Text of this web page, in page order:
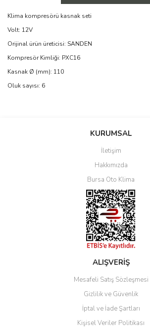
Klima kompresörü kasnak seti
Volt: 12V
Orijinal ürün üreticisi: SANDEN
Kompresör Kimliği: PXC16
Kasnak Ø (mm): 110
Oluk sayısı: 6
Bu ürüne ilk yorumu siz yapın!
Yorum Yaz
KURUMSAL
İletişim
Hakkımızda
Bursa Oto Klima
ALIŞVERİŞ
Mesafeli Satış Sözleşmesi
Gizlilik ve Güvenlik
İptal ve İade Şartları
Kişisel Veriler Politikası